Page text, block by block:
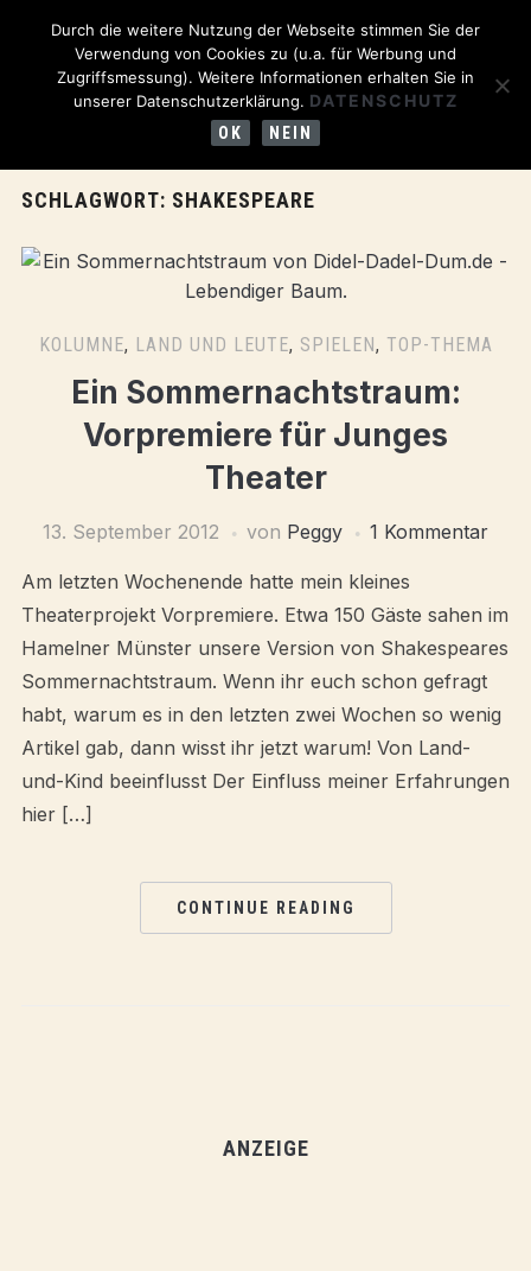
SCHLAGWORT: SHAKESPEARE
KOLUMNE, LAND UND LEUTE, SPIELEN, TOP-THEMA
Ein Sommernachtstraum:
Vorpremiere für Junges
Theater
13. September 2012 von Peggy 1 Kommentar
Am letzten Wochenende hatte mein kleines
Theaterprojekt Vorpremiere. Etwa 150 Gäste sahen im
Hamelner Münster unsere Version von Shakespeares
Sommernachtstraum. Wenn ihr euch schon gefragt
habt, warum es in den letzten zwei Wochen so wenig
Artikel gab, dann wisst ihr jetzt warum! Von Land-
und-Kind beeinflusst Der Einfluss meiner Erfahrungen
hier […]
CONTINUE READING
ANZEIGE
Durch die weitere Nutzung der Webseite stimmen Sie der
Verwendung von Cookies zu (u.a. für Werbung und
Zugriffsmessung). Weitere Informationen erhalten Sie in
unserer Datenschutzerklärung. DATENSCHUTZ
OK NEIN